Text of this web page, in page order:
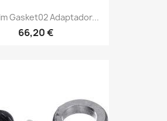
Gasket02 Adaptador...
66,20 €